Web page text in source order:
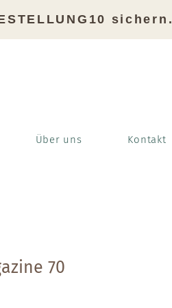
sichern.
Über uns Kontakt
70